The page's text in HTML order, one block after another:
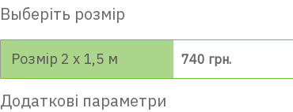
Выберіть розмір
Розмір 2 х 1,5 м 740 грн.
Додаткові параметри